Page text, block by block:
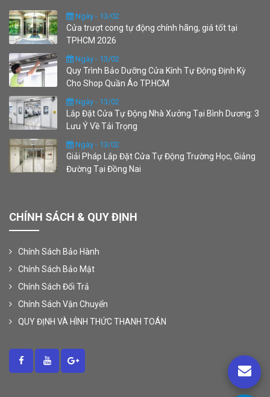
Ngày - 13/02
Cửa trượt cong tự động chính hãng, giá tốt tại
TPHCM 2026
Ngày - 13/02
Quy Trình Bảo Dưỡng Cửa Kính Tự Động Định Kỳ
Cho Shop Quần Áo TP.HCM
Ngày - 13/02
Lắp Đặt Cửa Tự Động Nhà Xưởng Tại Bình Dương: 3
Lưu Ý Về Tải Trọng
Ngày - 13/02
Giải Pháp Lắp Đặt Cửa Tự Động Trường Học, Giảng
Đường Tại Đồng Nai
CHÍNH SÁCH & QUY ĐỊNH
Chính Sách Bảo Hành
Chính Sách Bảo Mật
Chính Sách Đổi Trả
Chính Sách Vận Chuyển
QUY ĐỊNH VÀ HÌNH THỨC THANH TOÁN